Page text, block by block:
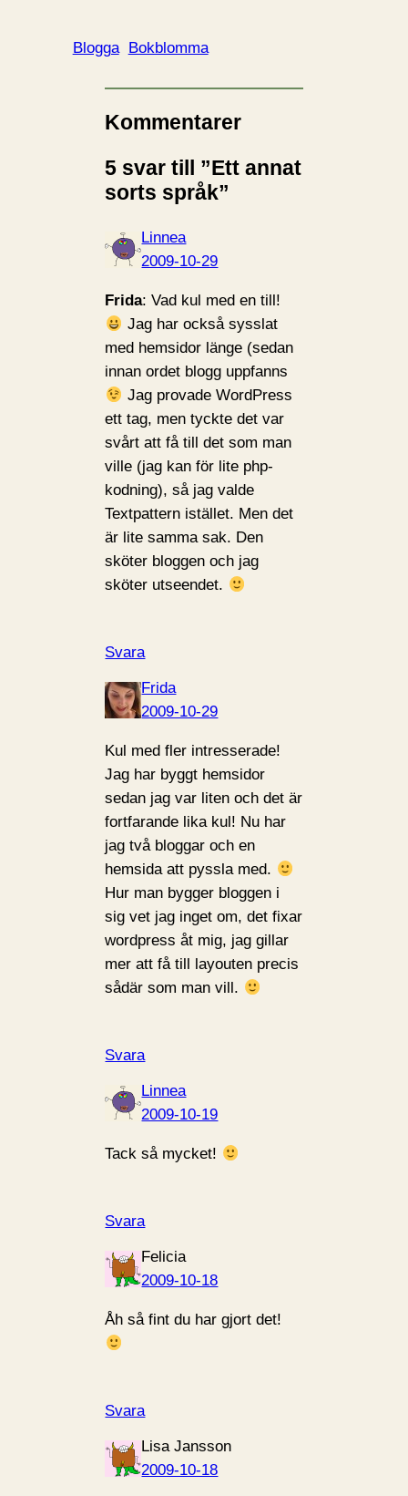
Blogga Bokblomma
Kommentarer
5 svar till ”Ett annat
sorts språk”
Linnea
2009-10-29
Frida: Vad kul med en till!
Jag har också sysslat
med hemsidor länge (sedan
innan ordet blogg uppfanns
Jag provade WordPress
ett tag, men tyckte det var
svårt att få till det som man
ville (jag kan för lite php-
kodning), så jag valde
Textpattern istället. Men det
är lite samma sak. Den
sköter bloggen och jag
sköter utseendet.
Svara
Frida
2009-10-29
Kul med fler intresserade!
Jag har byggt hemsidor
sedan jag var liten och det är
fortfarande lika kul! Nu har
jag två bloggar och en
hemsida att pyssla med.
Hur man bygger bloggen i
sig vet jag inget om, det fixar
wordpress åt mig, jag gillar
mer att få till layouten precis
sådär som man vill.
Svara
Linnea
2009-10-19
Tack så mycket!
Svara
Felicia
2009-10-18
Åh så fint du har gjort det!
Svara
Lisa Jansson
2009-10-18